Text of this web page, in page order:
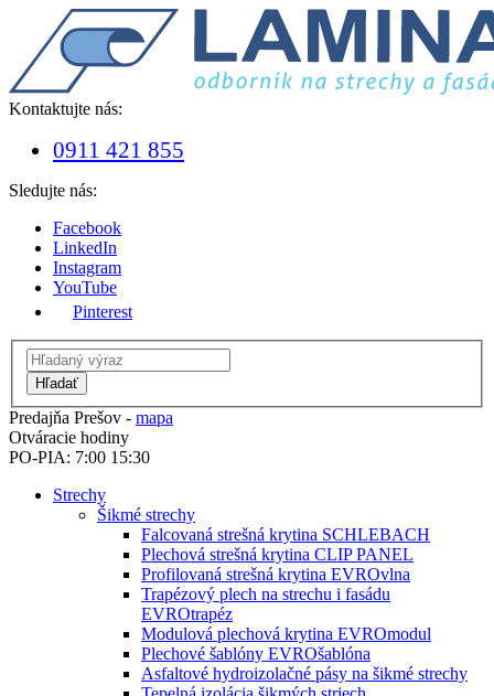
Kontaktujte nás:
0911 421 855
Sledujte nás:
Facebook
LinkedIn
Instagram
YouTube
Pinterest
Hľadať
Predajňa Prešov - mapa
Otváracie hodiny
PO-PIA: 7:00 15:30
Strechy
Šikmé strechy
Falcovaná strešná krytina SCHLEBACH
Plechová strešná krytina CLIP PANEL
Profilovaná strešná krytina EVROvlna
Trapézový plech na strechu i fasádu
EVROtrapéz
Modulová plechová krytina EVROmodul
Plechové šablóny EVROšablóna
Asfaltové hydroizolačné pásy na šikmé strechy